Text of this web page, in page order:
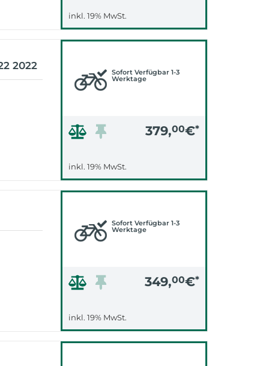
inkl. 19% MwSt.
2022
Sofort Verfügbar 1-3
Werktage
379,00€*
inkl. 19% MwSt.
Sofort Verfügbar 1-3
Werktage
349,00€*
inkl. 19% MwSt.